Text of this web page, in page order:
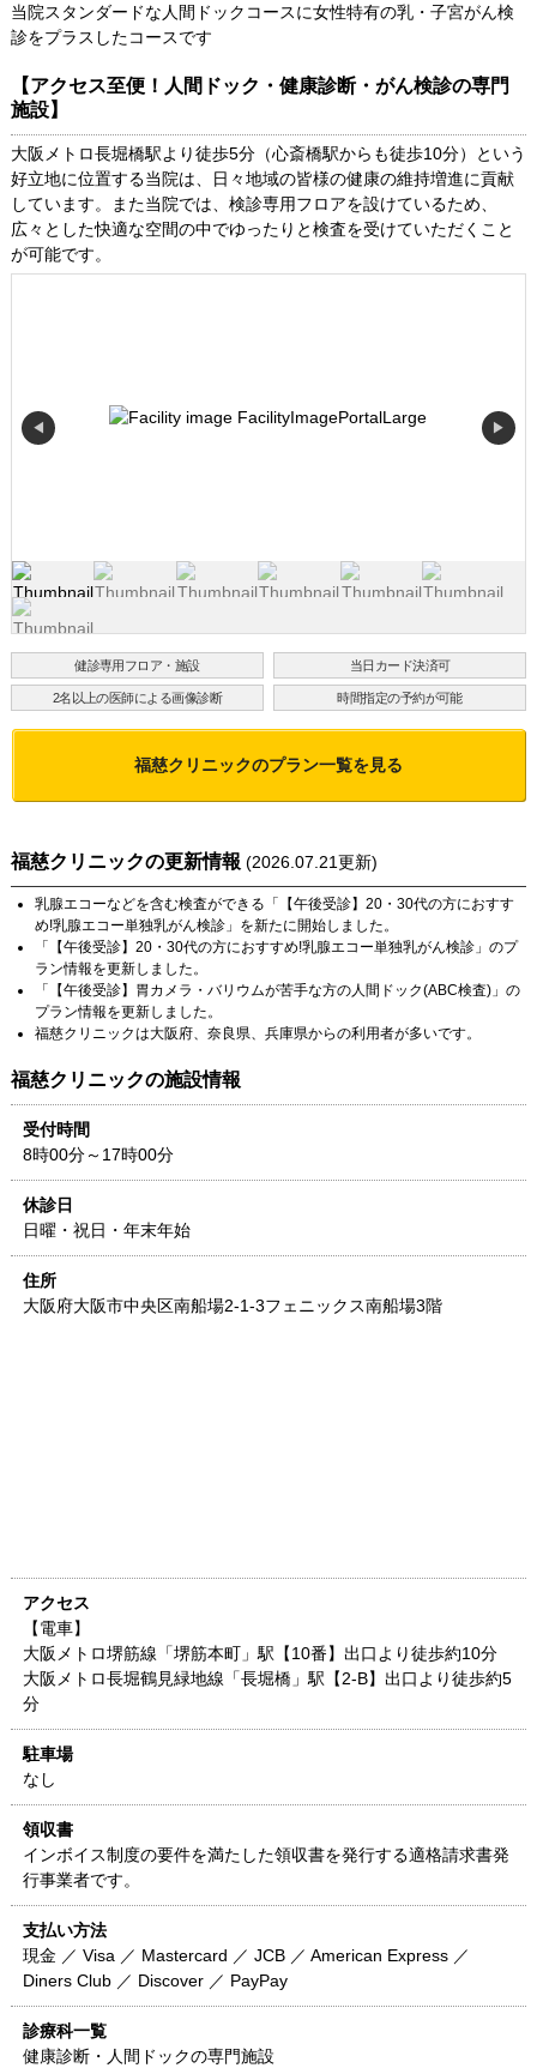
当院スタンダードな人間ドックコースに女性特有の乳・子宮がん検
診をプラスしたコースです
【アクセス至便！人間ドック・健康診断・がん検診の専門
施設】
大阪メトロ長堀橋駅より徒歩5分（心斎橋駅からも徒歩10分）という
好立地に位置する当院は、日々地域の皆様の健康の維持増進に貢献
しています。また当院では、検診専用フロアを設けているため、
広々とした快適な空間の中でゆったりと検査を受けていただくこと
が可能です。
◀ ▶
健診専用フロア・施設 当日カード決済可
2名以上の医師による画像診断 時間指定の予約が可能
福慈クリニックのプラン一覧を見る
福慈クリニックの更新情報 (2026.07.21更新)
乳腺エコーなどを含む検査ができる「
【午後受診】20・30代の方におすす
め!乳腺エコー単独乳がん検診」を新たに開始しました。
「
【午後受診】20・30代の方におすすめ!乳腺エコー単独乳がん検診」のプ
ラン情報を更新しました。
「
【午後受診】胃カメラ・バリウムが苦手な方の人間ドック(ABC検査)」の
プラン情報を更新しました。
福慈クリニックは大阪府、 奈良県、 兵庫県からの利用者が多いです。
福慈クリニックの施設情報
受付時間
8時00分～17時00分
休診日
日曜・祝日・年末年始
住所
大阪府大阪市中央区南船場2-1-3フェニックス南船場3階
アクセス
【電車】
大阪メトロ堺筋線「堺筋本町」駅【10番】出口より徒歩約10分
大阪メトロ長堀鶴見緑地線「長堀橋」駅【2-B】出口より徒歩約5
分
駐車場
なし
領収書
インボイス制度の要件を満たした領収書を発行する適格請求書発
行事業者です。
支払い方法
現金 ／ Visa ／ Mastercard ／ JCB ／ American Express ／
Diners Club ／ Discover ／ PayPay
診療科一覧
健康診断・人間ドックの専門施設